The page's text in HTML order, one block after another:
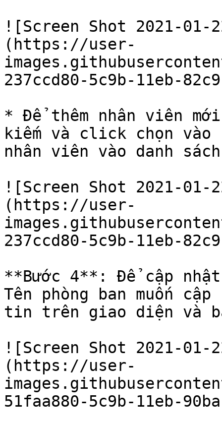
![Screen Shot 2021-
(https://user-
237ccd80-5c9b-11eb-
* Để thêm nhân viên
kiếm và click chọn vào
nhân viên vào danh sách
![Screen Shot 2021-
(https://user-
237ccd80-5c9b-11eb-
**Bước 4**: Để cập
Tên phòng ban muốn
tin trên giao diện và
![Screen Shot 2021-
(https://user-